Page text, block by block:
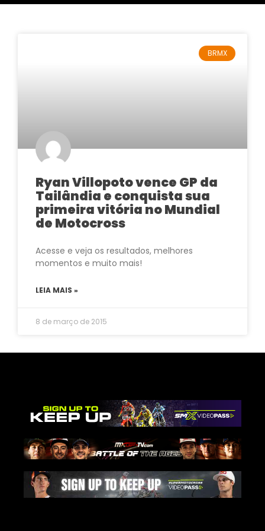
BRMX
Ryan Villopoto vence GP da
Tailândia e conquista sua
primeira vitória no Mundial
de Motocross
Acesse e veja os resultados, melhores
momentos e muito mais!
LEIA MAIS »
8 de março de 2015